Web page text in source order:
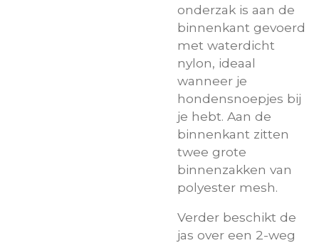
onderzak is aan de
binnenkant gevoerd
met waterdicht
nylon, ideaal
wanneer je
hondensnoepjes bij
je hebt. Aan de
binnenkant zitten
twee grote
binnenzakken van
polyester mesh.
Verder beschikt de
jas over een 2-weg